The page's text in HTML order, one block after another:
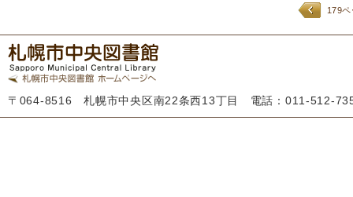
179
〒064-8516 札幌市中央区南22条西13丁目 電話：011-512-